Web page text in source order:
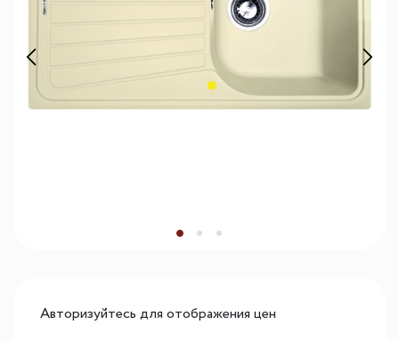
Авторизуйтесь для отображения цен